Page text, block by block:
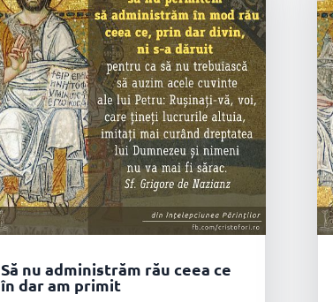
Să nu administrăm rău ceea ce
în dar am primit